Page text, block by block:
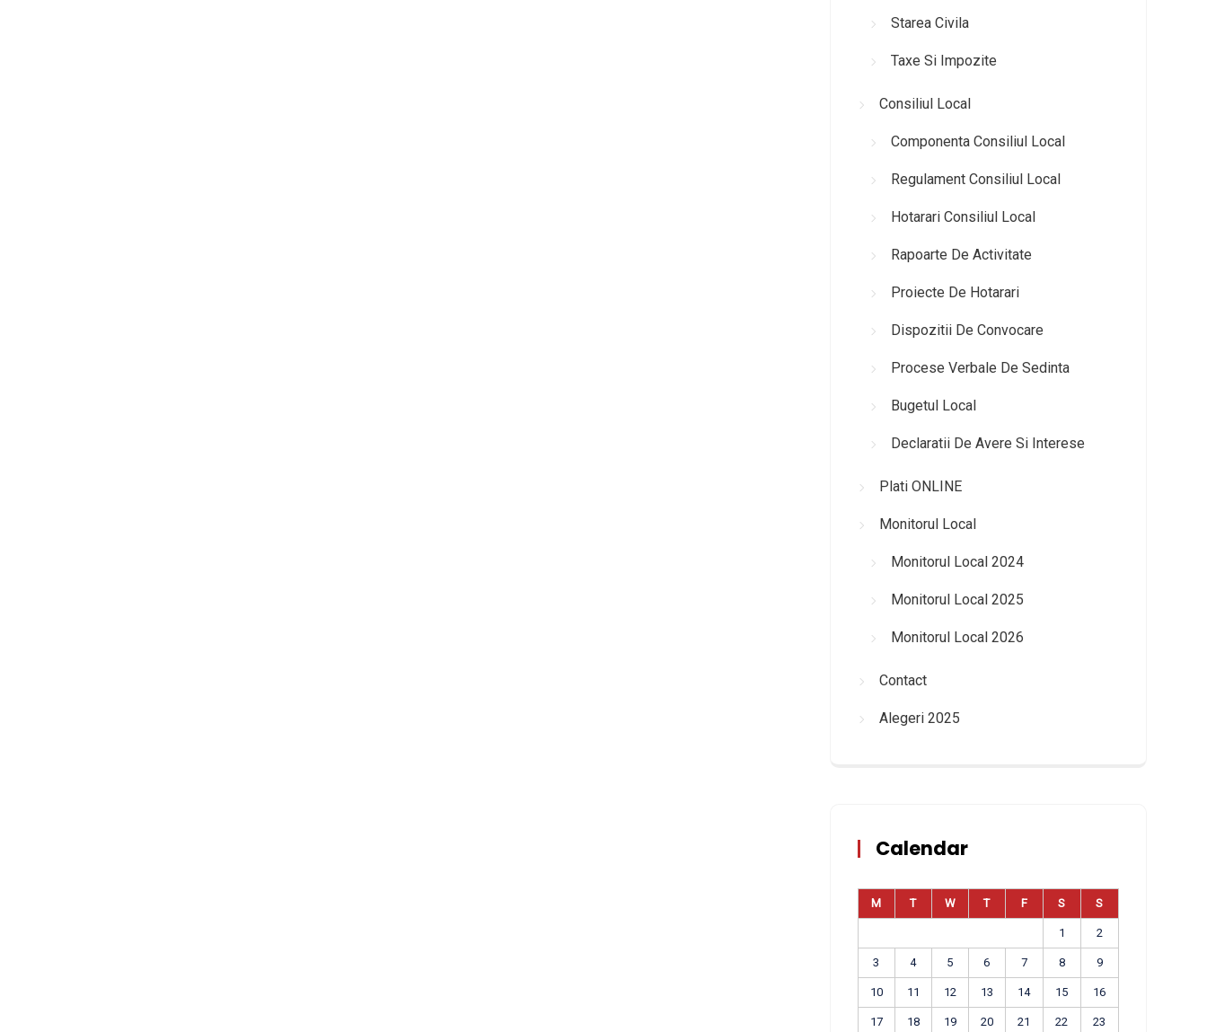
Starea Civila
Taxe Si Impozite
Consiliul Local
Componenta Consiliul Local
Regulament Consiliul Local
Hotarari Consiliul Local
Rapoarte De Activitate
Proiecte De Hotarari
Dispozitii De Convocare
Procese Verbale De Sedinta
Bugetul Local
Declaratii De Avere Si Interese
Plati ONLINE
Monitorul Local
Monitorul Local 2024
Monitorul Local 2025
Monitorul Local 2026
Contact
Alegeri 2025
Calendar
M T W T F S S
1 2
3 4 5 6 7 8 9
10 11 12 13 14 15 16
17 18 19 20 21 22 23